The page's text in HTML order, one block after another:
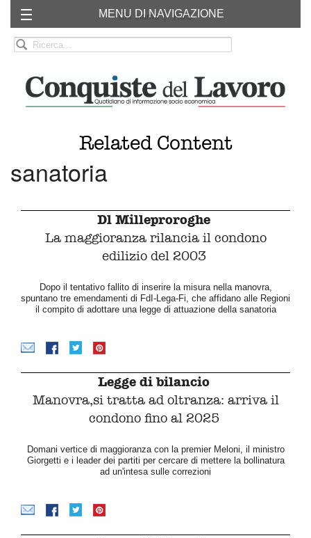
Chi siamo RSS
MENU DI NAVIGAZIONE
Related Content
sanatoria
Dl Milleproroghe
La maggioranza rilancia il condono
edilizio del 2003
Dopo il tentativo fallito di inserire la misura nella manovra,
spuntano tre emendamenti di FdI-Lega-Fi, che affidano alle Regioni
il compito di adottare una legge di attuazione della sanatoria
Legge di bilancio
Manovra,si tratta ad oltranza: arriva il
condono fino al 2025
Domani vertice di maggioranza con la premier Meloni, il ministro
Giorgetti e i leader dei partiti per cercare di mettere la bollinatura
ad un'intesa sulle correzioni